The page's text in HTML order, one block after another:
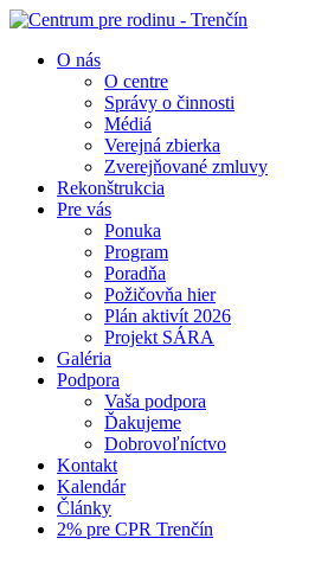
O nás
O centre
Správy o činnosti
Médiá
Verejná zbierka
Zverejňované zmluvy
Rekonštrukcia
Pre vás
Ponuka
Program
Poradňa
Požičovňa hier
Plán aktivít 2026
Projekt SÁRA
Galéria
Podpora
Vaša podpora
Ďakujeme
Dobrovoľníctvo
Kontakt
Kalendár
Články
2% pre CPR Trenčín